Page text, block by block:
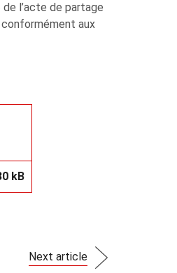
de l’acte de partage
conformément aux
kB
Next article